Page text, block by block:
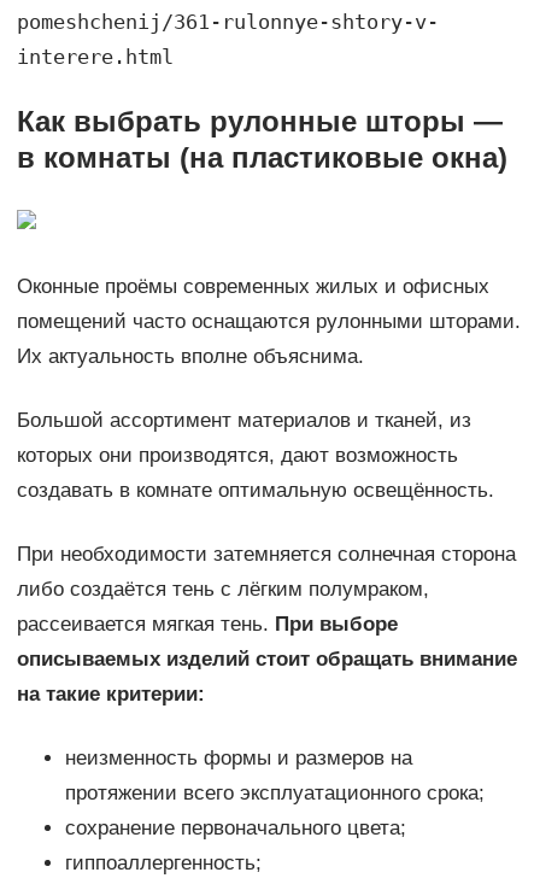
pomeshchenij/361-rulonnye-shtory-v-
interere.html
Как выбрать рулонные шторы —
в комнаты (на пластиковые окна)
Оконные проёмы современных жилых и офисных
помещений часто оснащаются рулонными шторами.
Их актуальность вполне объяснима.
Большой ассортимент материалов и тканей, из
которых они производятся, дают возможность
создавать в комнате оптимальную освещённость.
При необходимости затемняется солнечная сторона
либо создаётся тень с лёгким полумраком,
рассеивается мягкая тень. При выборе
описываемых изделий стоит обращать внимание
на такие критерии:
неизменность формы и размеров на
протяжении всего эксплуатационного срока;
сохранение первоначального цвета;
гиппоаллергенность;